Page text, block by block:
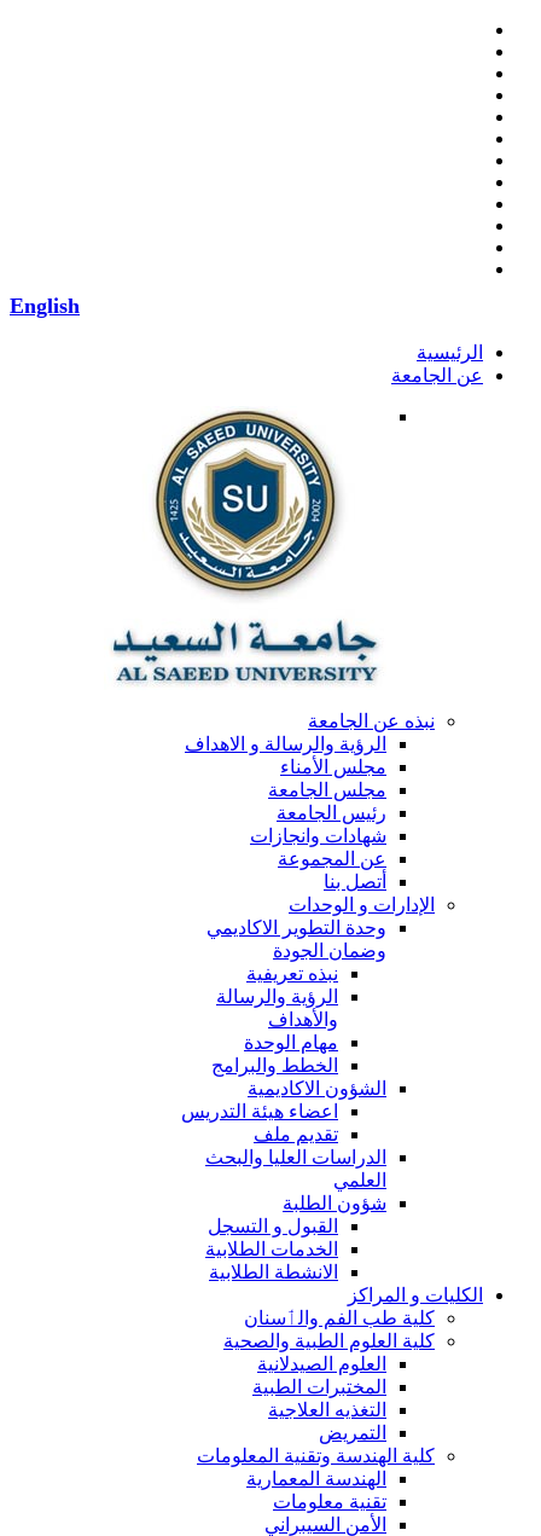
English
الرئيسية
عن الجامعة
نبذه عن الجامعة
الرؤية والرسالة و الاهداف
مجلس الأمناء
مجلس الجامعة
رئيس الجامعة
شهادات وانجازات
عن المجموعة
أتصل بنا
الإدارات و الوحدات
وحدة التطوير الاكاديمي
وضمان الجودة
نبذه تعريفية
الرؤية والرسالة
والأهداف
مهام الوحدة
الخطط والبرامج
الشؤون الاكاديمية
اعضاء هيئة التدريس
تقديم ملف
الدراسات العليا والبحث
العلمي
شؤون الطلبة
القبول و التسجل
الخدمات الطلابية
الانشطة الطلابية
الكليات و المراكز
كلية طب الفم والٲسنان
كلية العلوم الطبية والصحية
العلوم الصيدلانية
المختبرات الطبية
التغذيه العلاجية
التمريض
كلية الهندسة وتقنية المعلومات
الهندسة المعمارية
تقنية معلومات
الأمن السيبراني